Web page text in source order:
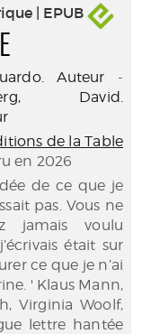
| EPUB
Auteur -
David.
de la Table
en 2026
de ce que je
pas. Vous ne
jamais voulu
était sur
ce que je n’ai
' Klaus Mann,
Virginia Woolf,
lettre hantée